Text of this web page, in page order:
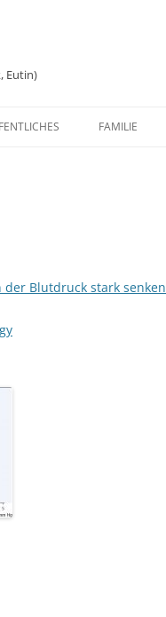
Eutin)
FAMILIE
Blutdruck stark senken